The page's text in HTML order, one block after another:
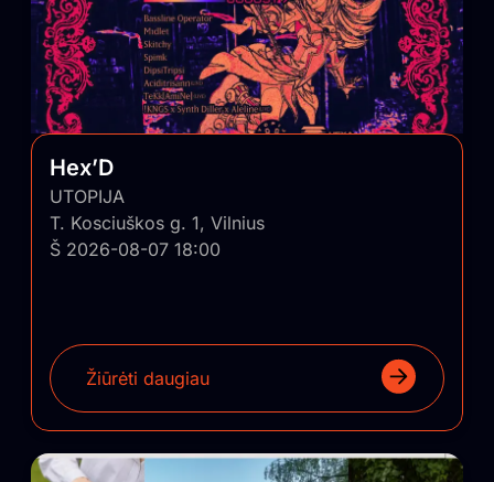
Hex’D
UTOPIJA
T. Kosciuškos g. 1, Vilnius
Š 2026-08-07 18:00
Žiūrėti daugiau